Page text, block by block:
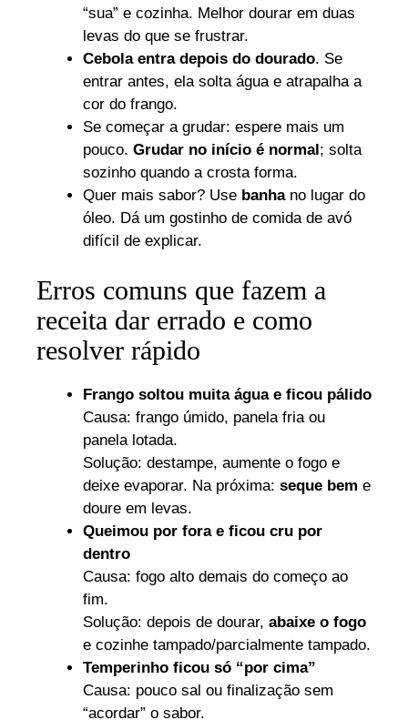
“sua” e cozinha. Melhor dourar em duas
levas do que se frustrar.
Cebola entra depois do dourado. Se
entrar antes, ela solta água e atrapalha a
cor do frango.
Se começar a grudar: espere mais um
pouco. Grudar no início é normal; solta
sozinho quando a crosta forma.
Quer mais sabor? Use banhano lugar do
óleo. Dá um gostinho de comida de avó
difícil de explicar.
Erros comuns que fazem a
receita dar errado e como
resolver rápido
Frango soltou muita água e ficou pálido
Causa: frango úmido, panela fria ou
panela lotada.
Solução: destampe, aumente o fogo e
deixe evaporar. Na próxima: seque bem e
doure em levas.
Queimou por fora e ficou cru por
dentro
Causa: fogo alto demais do começo ao
fim.
Solução: depois de dourar, abaixe o fogo
e cozinhe tampado/parcialmente tampado.
Temperinho ficou só “por cima”
Causa: pouco sal ou finalização sem
“acordar” o sabor.